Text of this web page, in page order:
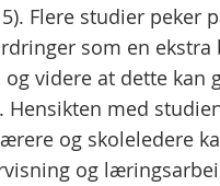
Flere studier
som en
videre at dette kan
Hensikten med
og skoleledere
og